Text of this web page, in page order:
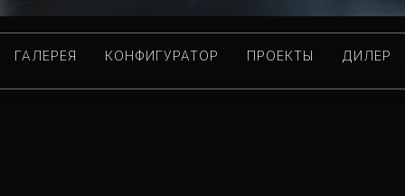
ГАЛЕРЕЯ КОНФИГУРАТОР ПРОЕКТЫ ДИЛЕР